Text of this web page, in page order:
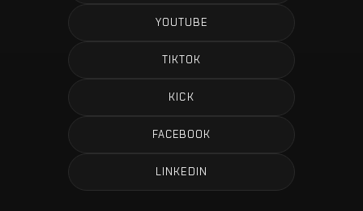
YOUTUBE
TIKTOK
KICK
FACEBOOK
LINKEDIN